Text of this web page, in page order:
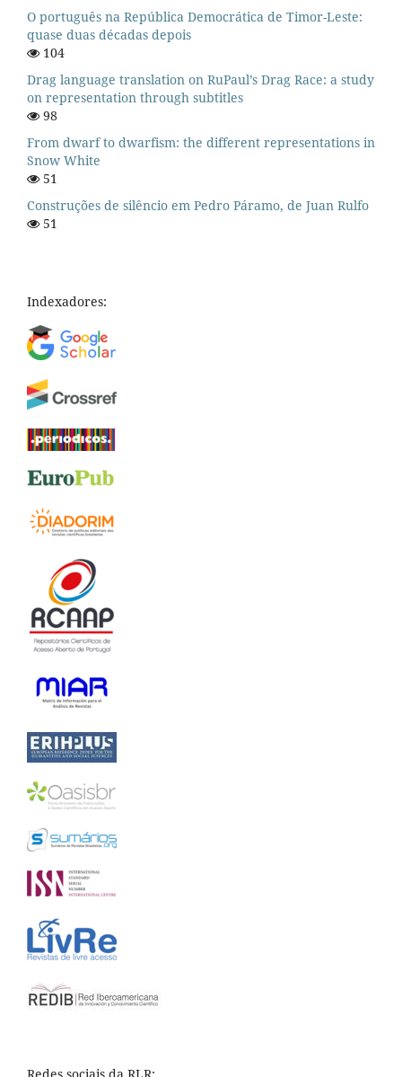
O português na República Democrática de Timor-Leste:
quase duas décadas depois
104
Drag language translation on RuPaul’s Drag Race: a study
on representation through subtitles
98
From dwarf to dwarfism: the different representations in
Snow White
51
Construções de silêncio em Pedro Páramo, de Juan Rulfo
51
Indexadores: